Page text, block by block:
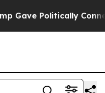
Connected oil